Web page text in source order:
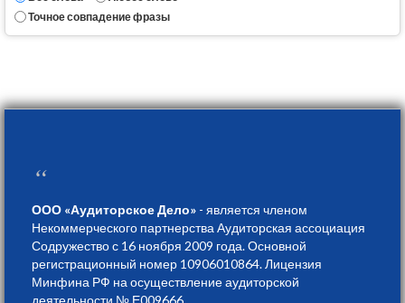
Точное совпадение фразы
“
ООО «Аудиторское Дело» - является членом
Некоммерческого партнерства Аудиторская ассоциация
Содружество с 16 ноября 2009 года. Основной
регистрационный номер 10906010864. Лицензия
Минфина РФ на осуществление аудиторской
деятельности № Е009666.